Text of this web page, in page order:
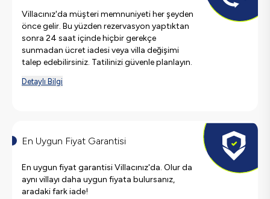
Villacınız'da müşteri memnuniyeti her şeyden
önce gelir. Bu yüzden rezervasyon yaptıktan
sonra 24 saat içinde hiçbir gerekçe
sunmadan ücret iadesi veya villa değişimi
talep edebilirsiniz. Tatilinizi güvenle planlayın.
Detaylı Bilgi
En Uygun Fiyat Garantisi
En uygun fiyat garantisi Villacınız'da. Olur da
aynı villayı daha uygun fiyata bulursanız,
aradaki fark iade!